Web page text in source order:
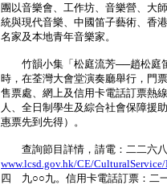
團以音樂會、工作坊、音樂營、大
統與現代音樂、中國笛子藝術、香
名家及本地青年音樂家。
竹韻小集「松庭流芳──趙松庭笛
時，在荃灣大會堂演奏廳舉行，門
售票處、網上及信用卡電話訂票熱
人、全日制學生及綜合社會保障援
惠票先到先得）。
查詢節目詳情，請電：二二六
www.lcsd.gov.hk/CE/
四 九○○九。信用卡電話訂票：二